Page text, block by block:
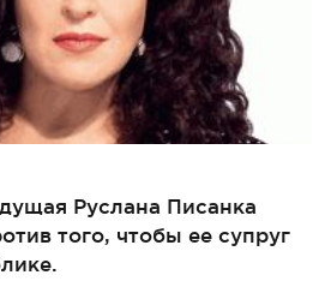
Руслана Писанка
того, чтобы ее супруг